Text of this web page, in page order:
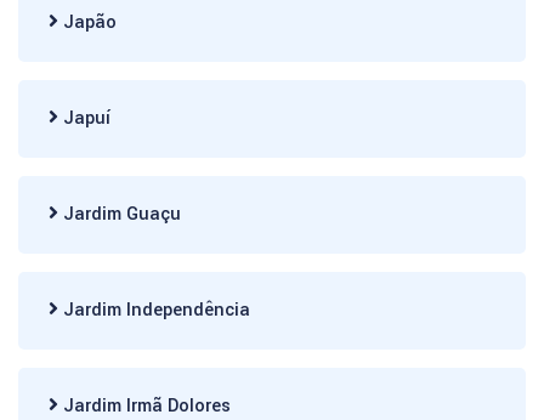
Japão
Japuí
Jardim Guaçu
Jardim Independência
Jardim Irmã Dolores